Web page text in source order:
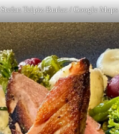
Stefan Telpiz-Burlac / Google Maps